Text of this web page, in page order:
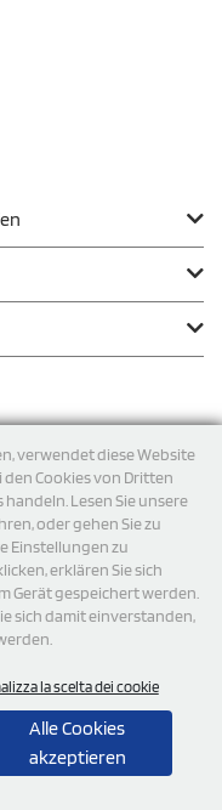
verwendet diese Website
den Cookies von Dritten
Lesen Sie unsere
oder gehen Sie zu
Einstellungen zu
erklären Sie sich
Gerät gespeichert werden.
sich damit einverstanden,
la scelta dei cookie
Alle Cookies
akzeptieren
VORBEHALTEN -